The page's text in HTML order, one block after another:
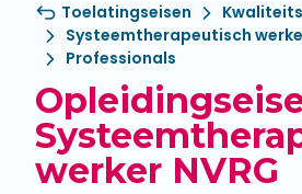
Toelatingseisen
Systeemtherapeutisch
Professionals
werker NVRG